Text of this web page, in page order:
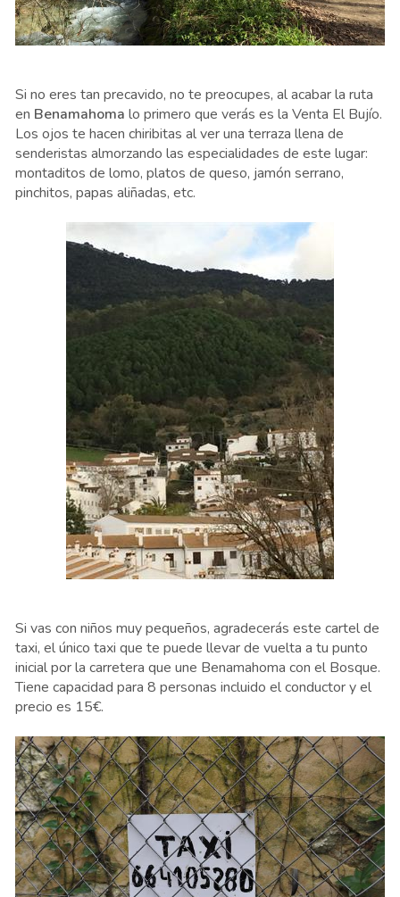
Si no eres tan precavido, no te preocupes, al acabar la ruta
en Benamahoma lo primero que verás es la Venta El Bujío.
Los ojos te hacen chiribitas al ver una terraza llena de
senderistas almorzando las especialidades de este lugar:
montaditos de lomo, platos de queso, jamón serrano,
pinchitos, papas aliñadas, etc.
Si vas con niños muy pequeños, agradecerás este cartel de
taxi, el único taxi que te puede llevar de vuelta a tu punto
inicial por la carretera que une Benamahoma con el Bosque.
Tiene capacidad para 8 personas incluido el conductor y el
precio es 15€.